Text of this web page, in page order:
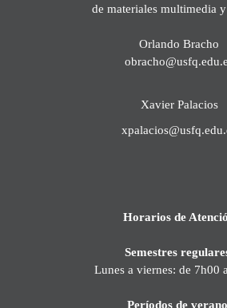
de materiales multimedia y
Orlando Bracho
Xavier Palacios
Horarios de
Semestres
Lunes a viernes: de 7h00
Períodos de